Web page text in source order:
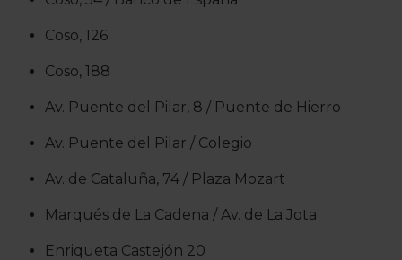
Coso, 126
Coso, 188
Av. Puente del Pilar, 8 / Puente de Hierro
Av. Puente del Pilar / Colegio
Av. de Cataluña, 74 / Plaza Mozart
Marqués de La Cadena / Av. de La Jota
Enriqueta Castejón 20